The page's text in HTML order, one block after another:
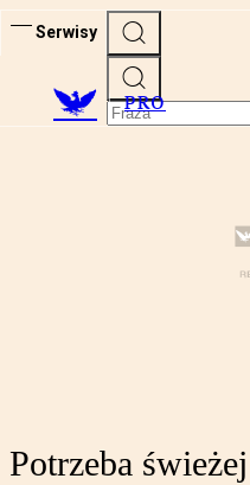
Serwisy
PRO
Potrzeba